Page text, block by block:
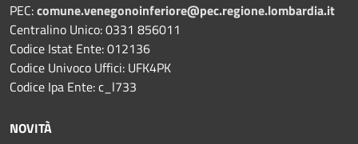
PEC:comune.venegonoinferiore@pec.regione.lombardia.it
Centralino Unico: 0331 856011
Codice Istat Ente: 012136
Codice Univoco Uffici: UFK4PK
Codice Ipa Ente: c_l733
NOVITÀ